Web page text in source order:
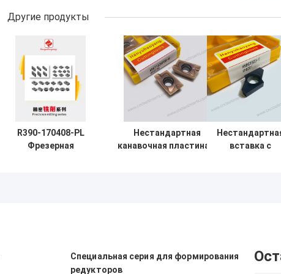
Другие продукты
R390-170408-PL
Фрезерная
Нестандартная
канавочная пластина с
вставка с
сплавов)
Специальная серия для формирования
редукторов